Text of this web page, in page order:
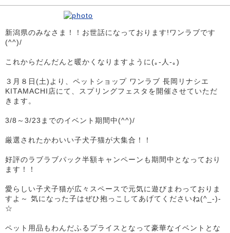
新潟県のみなさま！！お世話になっております!ワンラブです
(^^)/
これからだんだんと暖かくなりますように(｡-人-｡)
３月８日(土)より、ペットショップ ワンラブ 長岡リナシエ
KITAMACHI店にて、スプリングフェスタを開催させていただ
きます。
3/8～3/23までのイベント期間中(^^)/
厳選されたかわいい子犬子猫が大集合！！
好評のラブラブパック半額キャンペーンも期間中となっており
ます！！
愛らしい子犬子猫が広々スペースで元気に遊びまわっておりま
すよ～ 気になった子はぜひ抱っこしてあげてくださいね(^_-)-
☆
ペット用品もわんだふるプライスとなって豪華なイベントとな